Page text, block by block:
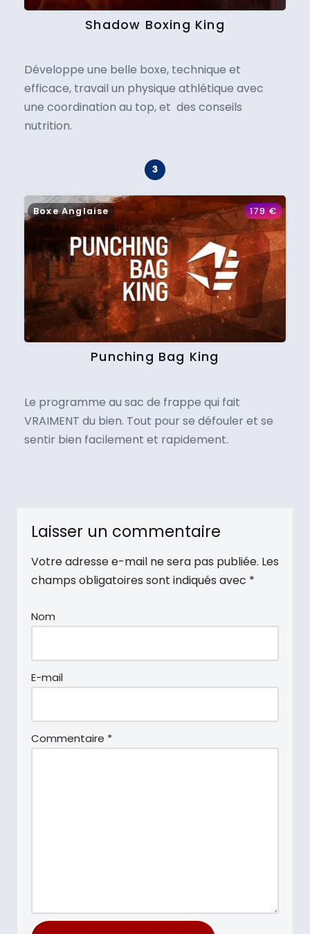
Shadow Boxing King
Développe une belle boxe, technique et
efficace, travail un physique athlétique avec
une coordination au top, et des conseils
nutrition.
Boxe Anglaise 179€
Punching Bag King
Le programme au sac de frappe qui fait
VRAIMENT du bien. Tout pour se défouler et se
sentir bien facilement et rapidement.
Laisser un commentaire
Votre adresse e-mail ne sera pas publiée. Les
champs obligatoires sont indiqués avec *
Nom
E-mail
Commentaire *